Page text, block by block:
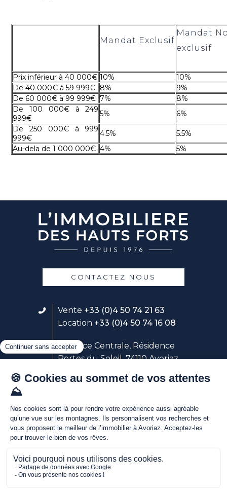
Mandat Exclusif
Mandat
exclusif
Prix inférieur à 40 000€ 10%
10%
De 40 000€ à 59 999€ 8%
9%
De 60 000€ à 99 999€ 7%
8%
De 100 000€ à 249
999€
5%
6%
De 250 000€ à 999
999€
4.5%
5.5%
Au-dela de 1 000 000€ 4% 5%
Vente +33 (0)4 50 74 21 63
Location +33 (0)4 50 74 16 08
23 place Centrale, Résidence
Portes du Soleil, 74110 Avoriaz
Suivez notre service location
Découvrez nos webcams live au
coeur d'Avoriaz
CONTACTEZ NOUS